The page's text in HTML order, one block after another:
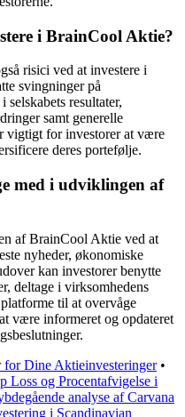
i BrainCool Aktie?
risici ved at investere i
svingninger på
resultater,
samt generelle
vigtigt for investorer at være
deres portefølje.
med i udviklingen af
af BrainCool Aktie ved at
nyheder, økonomiske
kan investorer benytte
deltage i virksomhedens
til at overvåge
være informeret og opdateret
Dine Aktieinvesteringer•
Loss og Procentafvigelse i
analyse af Carvana
i Scandinavian